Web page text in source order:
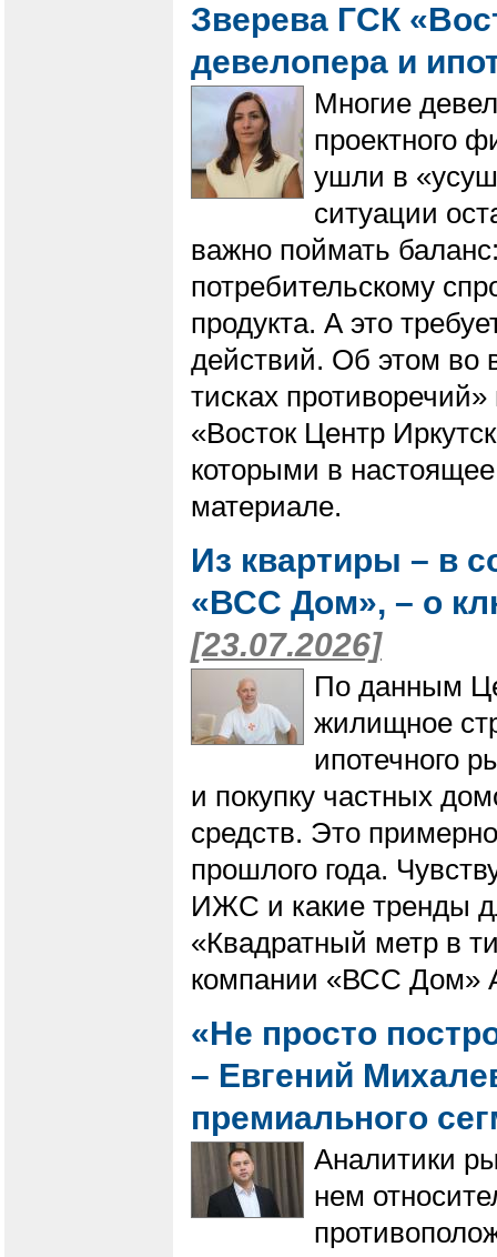
Зверева ГСК
девелопера и
Многие
проектного
ушли в
ситуации
важно поймать
потребительскому
продукта. А это
действий. Об этом во
тисках
«Восток Центр
которыми в
материале.
Из квартиры – в
«ВСС Дом», – о
[23.07.2026]
По данным
жилищное
ипотечного
и покупку частных
средств. Это
прошлого года.
ИЖС и какие тренды
«Квадратный метр в
компании «ВСС Дом»
«Не просто
– Евгений
премиального
Аналитики
нем